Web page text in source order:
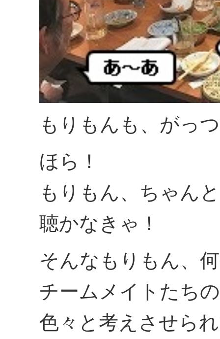
もりもんも、がっ
ほら！
もりもん、ちゃん
聴かなきゃ！
そんなもりもん、
チームメイトたち
色々と考えさせら